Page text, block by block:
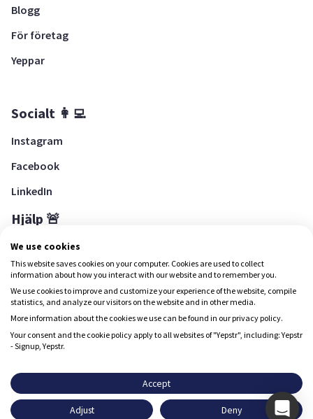
Blogg
För företag
Yeppar
Socialt 👩‍💻
Instagram
Facebook
LinkedIn
Hjälp 🚨
Hjälpcenter
Ladda ned Yepstr
Ladda ned Yepstr
Yepstr AB • Org. 556997-9817 • Skeppsbron 28, 111 30
Stockholm
upplevelse.
We use cookies
This website saves cookies on your computer. Cookies are used to collect
information about how you interact with our website and to remember you.
We use cookies to improve and customize your experience of the website, compile
statistics, and analyze our visitors on the website and in other media.
More information about the cookies we use can be found in our privacy policy.
Your consent and the cookie policy apply to all websites of "Yepstr", including: Yepstr
- Signup, Yepstr.
Accept
Adjust Deny